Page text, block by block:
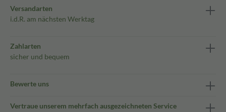
Versandarten
i.d.R. am nächsten Werktag
Zahlarten
sicher und bequem
Bewerte uns
Vertraue unserem mehrfach ausgezeichneten Service